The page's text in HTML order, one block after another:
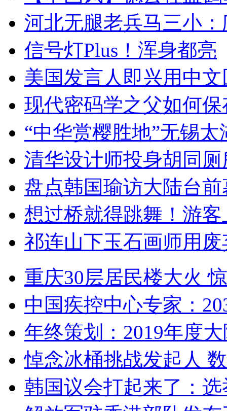
河北无腿老兵马三小
信号灯Plus！浑身都亮
美国发言人即兴用中
现代密码学之父如何
“中华赏樱胜地”无锡
清华设计师投身胡同
盘点韩国瑜访大陆台
想过桥就得跳舞！游客
祁连山下玉石画师用
重庆30层居民楼大火
中国疾控中心专家：
年终策划：2019年度
悼念冰桶挑战发起人
韩国议会打起来了：